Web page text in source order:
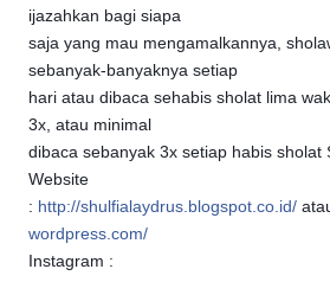
ijazahkan bagi siapa
saja yang mau mengamalkannya,
sebanyak-banyaknya setiap
hari atau dibaca sehabis sholat lima
3x, atau minimal
dibaca sebanyak 3x setiap habis sholat
Website
: http://shulfialaydrus.blogspot.co.id/
wordpress.com/
Instagram :